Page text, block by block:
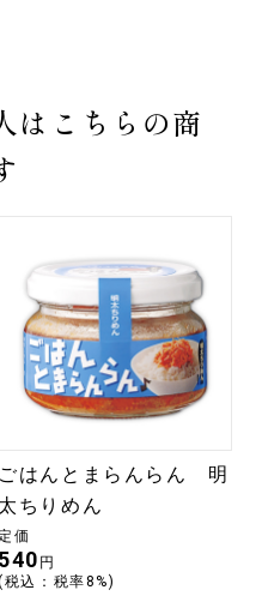
はこちらの商
ごはんとまらんらん 明
太ちりめん
定価
540 円
税込：税率8%)